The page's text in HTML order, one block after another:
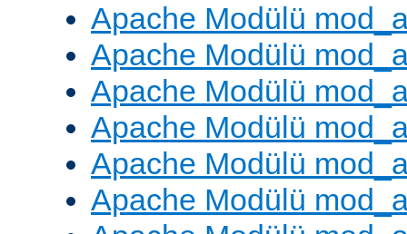
Apache Modülü
Apache Modülü
Apache Modülü
Apache Modülü
Apache Modülü
Apache Modülü